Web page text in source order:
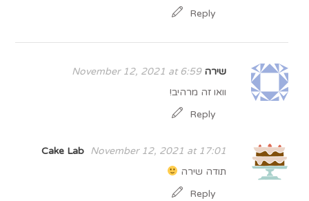
Reply
שירה November 12, 2021 at 6:59
וואו זה מרהיב!
Reply
Cake Lab
November 12, 2021 at 17:01
תודה שירה
Reply